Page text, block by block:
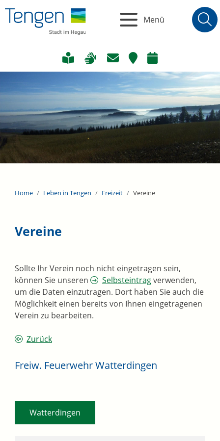
Menü
Home Leben in Tengen Freizeit Vereine
Vereine
Sollte Ihr Verein noch nicht eingetragen sein,
können Sie unseren
Selbsteintragverwenden,
um die Daten einzutragen. Dort haben Sie auch die
Möglichkeit einen bereits von Ihnen eingetragenen
Verein zu bearbeiten.
Zurück
Freiw. Feuerwehr Watterdingen
Watterdingen